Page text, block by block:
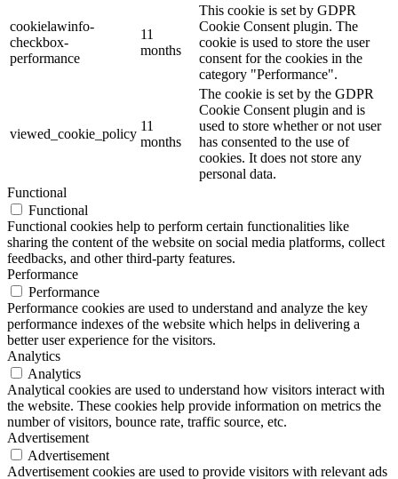
cookielawinfo-
checkbox-
performance
11
months
This cookie is set by GDPR
Cookie Consent plugin. The
cookie is used to store the user
consent for the cookies in the
category "Performance".
viewed_cookie_policy
11
months
The cookie is set by the GDPR
Cookie Consent plugin and is
used to store whether or not user
has consented to the use of
cookies. It does not store any
personal data.
Functional
Functional
Functional cookies help to perform certain functionalities like
sharing the content of the website on social media platforms, collect
feedbacks, and other third-party features.
Performance
Performance
Performance cookies are used to understand and analyze the key
performance indexes of the website which helps in delivering a
better user experience for the visitors.
Analytics
Analytics
Analytical cookies are used to understand how visitors interact with
the website. These cookies help provide information on metrics the
number of visitors, bounce rate, traffic source, etc.
Advertisement
Advertisement
Advertisement cookies are used to provide visitors with relevant ads